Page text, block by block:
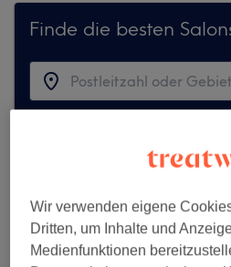
Finde die besten
Wir verwenden eigene
Dritten, um Inhalte und
Medienfunktionen